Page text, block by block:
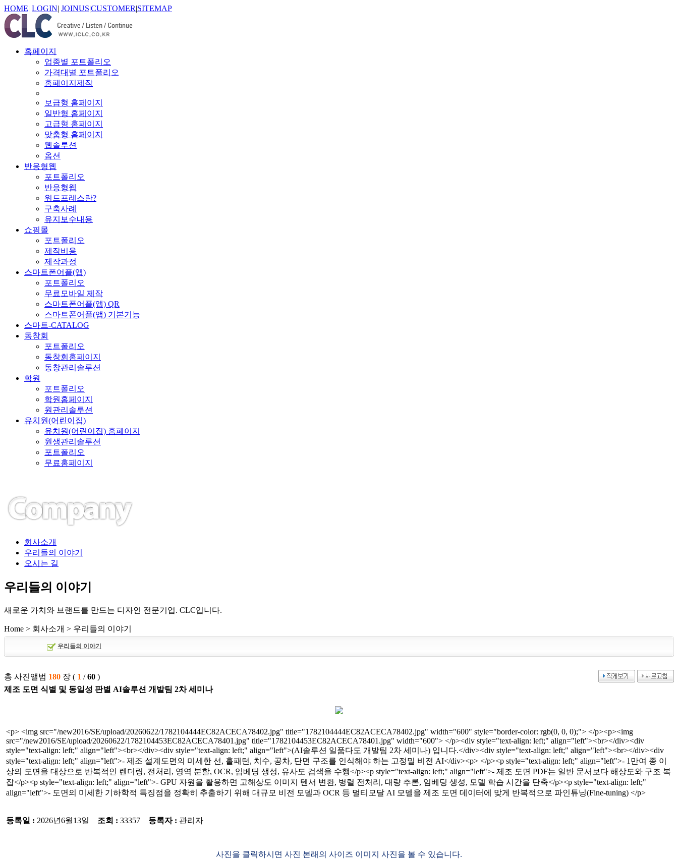
HOME| LOGIN| JOINUS|CUSTOMER|SITEMAP
홈페이지
업종별 포트폴리오
가격대별 포트폴리오
홈페이지제작
보급형 홈페이지
일반형 홈페이지
고급형 홈페이지
맞춤형 홈페이지
웹솔루션
옵션
반응형웹
포트폴리오
반응형웹
워드프레스란?
구축사례
유지보수내용
쇼핑몰
포트폴리오
제작비용
제작과정
스마트폰어플(앱)
포트폴리오
무료모바일 제작
스마트폰어플(앱) QR
스마트폰어플(앱) 기본기능
스마트-CATALOG
동창회
포트폴리오
동창회홈페이지
동창관리솔루션
학원
포트폴리오
학원홈페이지
원관리솔루션
유치원(어린이집)
유치원(어린이집) 홈페이지
원생관리솔루션
포트폴리오
무료홈페이지
회사소개
우리들의 이야기
오시는 길
우리들의 이야기
새로운 가치와 브랜드를 만드는 디자인 전문기업. CLC입니다.
Home > 회사소개 > 우리들의 이야기
우리들의 이야기
총 사진앨범 180 장 ( 1 /60 )
제조 도면 식별 및 동일성 판별 AI솔루션 개발팀 2차 세미나
<p> <img src="/new2016/SE/upload/20260622/1782104444EC82ACECA78402.jpg" title="1782104444EC82ACECA78402.jpg" width="600" style="border-color: rgb(0, 0, 0);"> </p><p><img
src="/new2016/SE/upload/20260622/1782104453EC82ACECA78401.jpg" title="1782104453EC82ACECA78401.jpg" width="600"> </p><div style="text-align: left;" align="left"><br></div><div
style="text-align: left;" align="left"><br></div><div style="text-align: left;" align="left">(AI솔루션 일품다도 개발팀 2차 세미나) 입니다.</div><div style="text-align: left;" align="left"><br></div><div
style="text-align: left;" align="left">- 제조 설계도면의 미세한 선, 홀패턴, 치수, 공차, 단면 구조를 인식해야 하는 고정밀 비전 AI</div><p> </p><p style="text-align: left;" align="left">- 1만여 종 이
상의 도면을 대상으로 반복적인 렌더링, 전처리, 영역 분할, OCR, 임베딩 생성, 유사도 검색을 수행</p><p style="text-align: left;" align="left">- 제조 도면 PDF는 일반 문서보다 해상도와 구조 복
잡</p><p style="text-align: left;" align="left">- GPU 자원을 활용하면 고해상도 이미지 텐서 변환, 병렬 전처리, 대량 추론, 임베딩 생성, 모델 학습 시간을 단축</p><p style="text-align: left;"
align="left">- 도면의 미세한 기하학적 특징점을 정확히 추출하기 위해 대규모 비전 모델과 OCR 등 멀티모달 AI 모델을 제조 도면 데이터에 맞게 반복적으로 파인튜닝(Fine-tuning) </p>
등록일 : 2026년6월13일 조회 : 33357 등록자 : 관리자
사진을 클릭하시면 사진 본래의 사이즈 이미지 사진을 볼 수 있습니다.